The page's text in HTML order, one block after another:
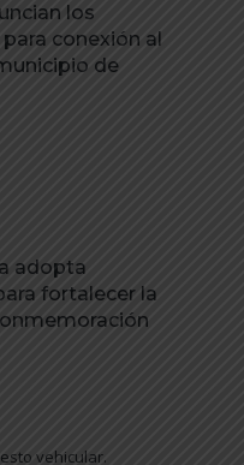
los
conexión al
de
adopta
fortalecer la